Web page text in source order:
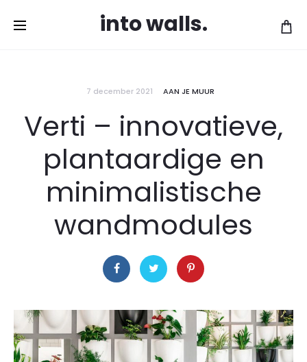
Gratis levering vanaf 120 EUR in België en
Nederland!
into walls.
7 december 2021 AAN JE MUUR
Verti – innovatieve,
plantaardige en
minimalistische
wandmodules